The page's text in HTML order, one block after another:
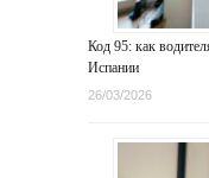
Код 95: как
Испании
26/03/2026